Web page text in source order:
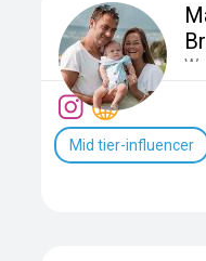
Mid tier-influencer